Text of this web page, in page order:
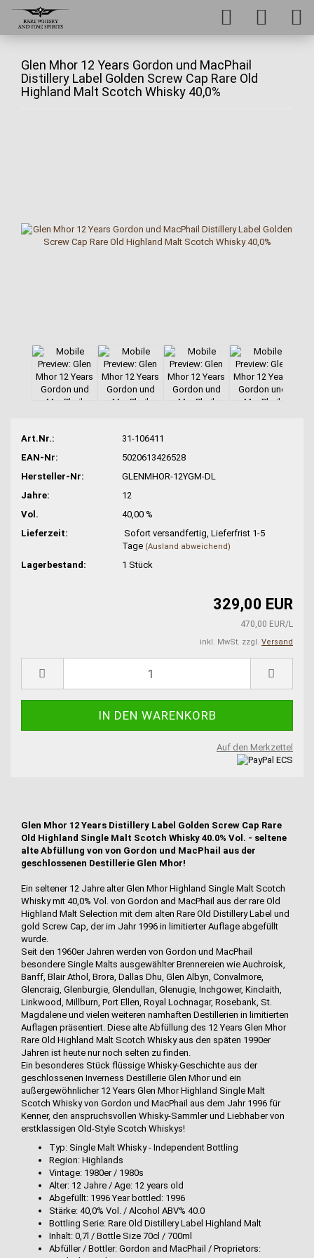
Glen Mhor 12 Years Gordon und MacPhail
Distillery Label Golden Screw Cap Rare Old
Highland Malt Scotch Whisky 40,0%
Art.Nr.:
31-106411
EAN-Nr:
5020613426528
Hersteller-Nr:
GLENMHOR-12YGM-DL
Jahre:
12
Vol.
40,00 %
Lieferzeit:
Sofort versandfertig, Lieferfrist 1-5
Tage (Ausland abweichend)
Lagerbestand: 1Stück
329,00 EUR
470,00 EUR/L
inkl. MwSt. zzgl. Versand
Auf den Merkzettel
Glen Mhor 12 Years Distillery Label Golden Screw Cap Rare
Old Highland Single Malt Scotch Whisky 40.0% Vol. - seltene
alte Abfüllung von von Gordon und MacPhail aus der
geschlossenen Destillerie Glen Mhor!
Ein seltener 12 Jahre alter Glen Mhor Highland Single Malt Scotch
Whisky mit 40,0% Vol. von Gordon and MacPhail aus der rare Old
Highland Malt Selection mit dem alten Rare Old Distillery Label und
gold Screw Cap, der im Jahr 1996 in limitierter Auflage abgefüllt
wurde.
Seit den 1960er Jahren werden von Gordon und MacPhail
besondere Single Malts ausgewählter Brennereien wie Auchroisk,
Banff, Blair Athol, Brora, Dallas Dhu, Glen Albyn, Convalmore,
Glencraig, Glenburgie, Glendullan, Glenugie, Inchgower, Kinclaith,
Linkwood, Millburn, Port Ellen, Royal Lochnagar, Rosebank, St.
Magdalene und vielen weiteren namhaften Destillerien in limitierten
Auflagen präsentiert. Diese alte Abfüllung des 12 Years Glen Mhor
Rare Old Highland Malt Scotch Whisky aus den späten 1990er
Jahren ist heute nur noch selten zu finden.
Ein besonderes Stück flüssige Whisky-Geschichte aus der
geschlossenen Inverness Destillerie Glen Mhor und ein
außergewöhnlicher 12 Years Glen Mhor Highland Single Malt
Scotch Whisky von Gordon und MacPhail aus dem Jahr 1996 für
Kenner, den anspruchsvollen Whisky-Sammler und Liebhaber von
erstklassigen Old-Style Scotch Whiskys!
Typ: Single Malt Whisky - Independent Bottling
Region: Highlands
Vintage: 1980er / 1980s
Alter: 12 Jahre / Age: 12 years old
Abgefüllt: 1996 Year bottled: 1996
Stärke: 40,0% Vol. / Alcohol ABV% 40.0
Bottling Serie: Rare Old Distillery Label Highland Malt
Inhalt: 0,7l / Bottle Size 70cl / 700ml
Abfüller / Bottler: Gordon and MacPhail / Proprietors: